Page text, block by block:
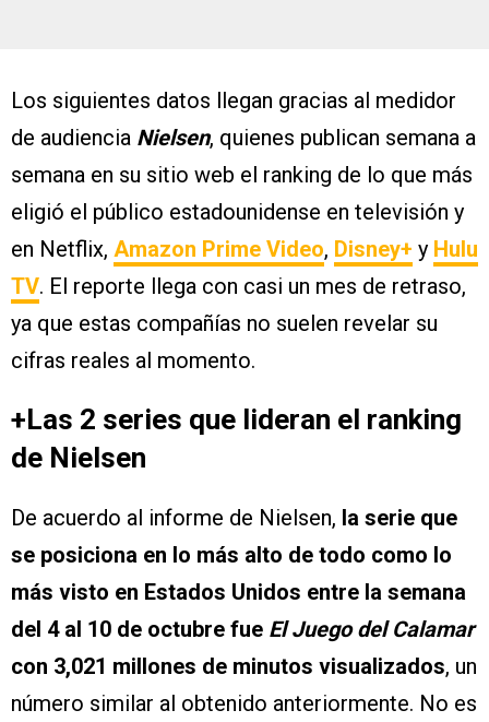
Los siguientes datos llegan gracias al medidor
de audiencia Nielsen, quienes publican semana a
semana en su sitio web el ranking de lo que más
eligió el público estadounidense en televisión y
en Netflix, Amazon Prime Video, Disney+ y Hulu
TV. El reporte llega con casi un mes de retraso,
ya que estas compañías no suelen revelar su
cifras reales al momento.
+Las 2 series que lideran el ranking
de Nielsen
De acuerdo al informe de Nielsen, la serie que
se posiciona en lo más alto de todo como lo
más visto en Estados Unidos entre la semana
del 4 al 10 de octubre fue El Juego del Calamar
con 3,021 millones de minutos visualizados, un
número similar al obtenido anteriormente. No es